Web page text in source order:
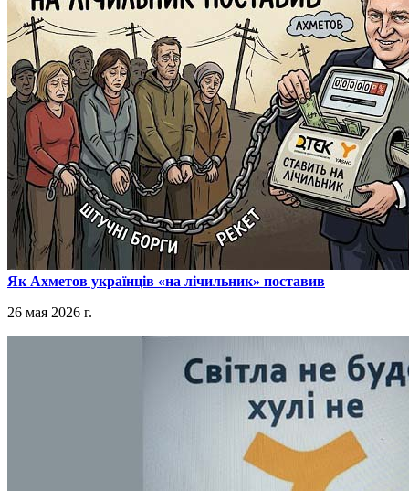
​Як Ахметов українців «на лічильник» поставив
26 мая 2026 г.